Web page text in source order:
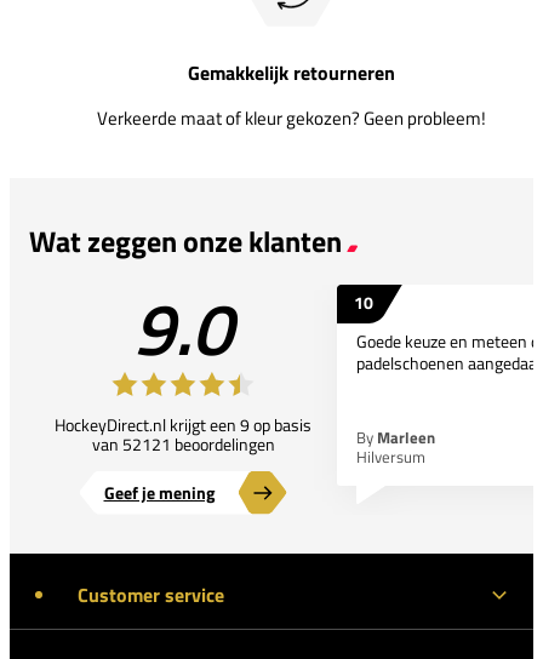
Gemakkelijk retourneren
Verkeerde maat of kleur gekozen? Geen probleem!
Wat zeggen onze klanten
9.0
HockeyDirect.nl krijgt een 9 op basis
van 52121 beoordelingen
Geef je mening
10
Goede keuze en meteen
padelschoenen
By Marleen
Hilversum
Customer service